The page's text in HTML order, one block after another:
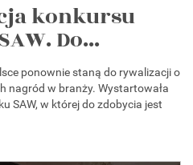
konkursu
Do...
ponownie staną do rywalizacji o
nagród w branży. Wystartowała
SAW, w której do zdobycia jest